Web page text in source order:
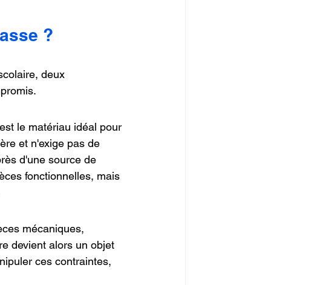
?
deux
le matériau idéal pour
et n'exige pas de
d'une source de
fonctionnelles, mais
mécaniques,
devient alors un objet
ces contraintes,